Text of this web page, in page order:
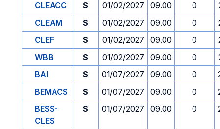
CLEACC
S 01/02/2027 09.00 0
CLEAM
S 01/02/2027 09.00 0
CLEF
S 01/02/2027 09.00 0
WBB
S 01/02/2027 09.00 0
BAI
S 01/07/2027 09.00 0
BEMACS
S 01/07/2027 09.00 0
BESS-
CLES
S 01/07/2027 09.00 0